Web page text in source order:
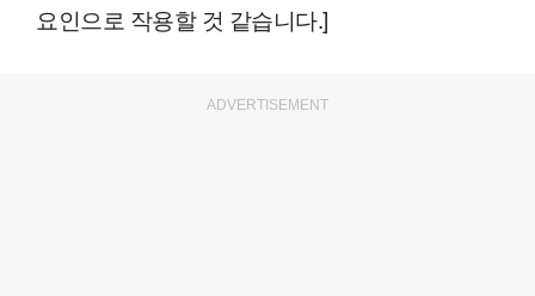
요인으로 작용할 것 같습니다.]
ADVERTISEMENT